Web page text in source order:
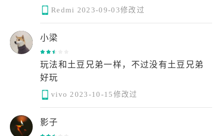
Redmi 2023-09-03修改过
小梁
玩法和土豆兄弟一样，不过没有土豆兄弟
好玩
vivo 2023-10-15修改过
影子